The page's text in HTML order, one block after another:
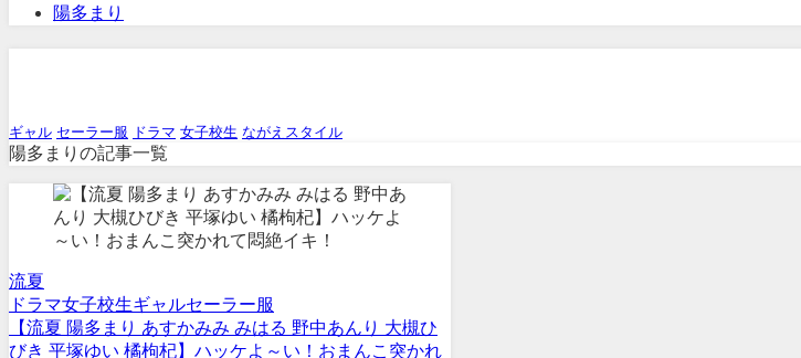
陽多まり
ギャル セーラー服 ドラマ 女子校生 ながえスタイル
陽多まりの記事一覧
流夏
ドラマ女子校生ギャルセーラー服
【流夏 陽多まり あすかみみ みはる 野中あんり 大槻ひ
びき 平塚ゆい 橘枸杞】ハッケよ～い！おまんこ突かれ